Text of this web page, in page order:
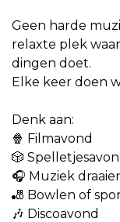
Geen harde
relaxte plek
dingen doet.
Elke keer doen
Denk aan:
🍿 Filmavond
🎲
🎧 Muziek
🎳 Bowlen of
🎶 Discoavond